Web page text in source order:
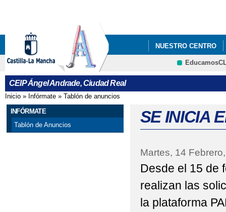
NUESTRO CENTRO
AYUDAS PARA
CONCIERTO
DECRETO DE
FELIZ Y PRÓSPERO
II JORNADAS
CEIP Ángel Andrade, Ciudad Real
Se encuentra usted aquí
Inicio » Infórmate » Tablón de anuncios
INFÓRMATE
Tablón de Anuncios
SE INICIA
Martes, 14
Desde el 15 de
realizan las
la plataforma